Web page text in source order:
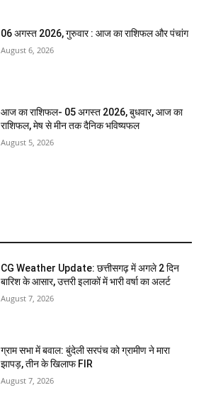
06 अगस्त 2026, गुरुवार : आज का राशिफल और पंचांग
August 6, 2026
आज का राशिफल- 05 अगस्त 2026, बुधवार, आज का
राशिफल, मेष से मीन तक दैनिक भविष्यफल
August 5, 2026
CG Weather Update: छत्तीसगढ़ में अगले 2 दिन
बारिश के आसार, उत्तरी इलाकों में भारी वर्षा का अलर्ट
August 7, 2026
ग्राम सभा में बवाल: बुंदेली सरपंच को ग्रामीण ने मारा
झापड़, तीन के खिलाफ FIR
August 7, 2026